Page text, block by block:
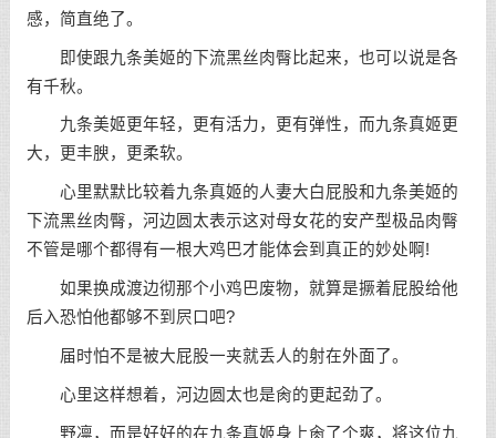
感，简直绝了。
即使跟九条美姬的下流黑丝肉臀比起来，也可以说是各
有千秋。
九条美姬更年轻，更有活力，更有弹性，而九条真姬更
大，更丰腴，更柔软。
心里默默比较着九条真姬的人妻大白屁股和九条美姬的
下流黑丝肉臀，河边圆太表示这对母女花的安产型极品肉臀
不管是哪个都得有一根大鸡巴才能体会到真正的妙处啊!
如果换成渡边彻那个小鸡巴废物，就算是撅着屁股给他
后入恐怕他都够不到屄口吧?
届时怕不是被大屁股一夹就丢人的射在外面了。
心里这样想着，河边圆太也是肏的更起劲了。
野凛，而是好好的在九条真姬身上肏了个爽，将这位九